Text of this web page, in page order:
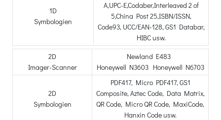
1D
Symbologien
A,UPC-E,Codaber,Interleaved 2 of
5,China Post 25,ISBN/ISSN,
Code93, UCC/EAN-128, GS1 Databar,
HIBC usw.
2D
Imager-Scanner
Newland E483
Honeywell N3603 Honeywell N6703
2D
Symbologien
PDF417, Micro PDF417, GS1
Composite, Aztec Code, Data Matrix,
QR Code, Micro QR Code, MaxiCode,
Hanxin Code usw.